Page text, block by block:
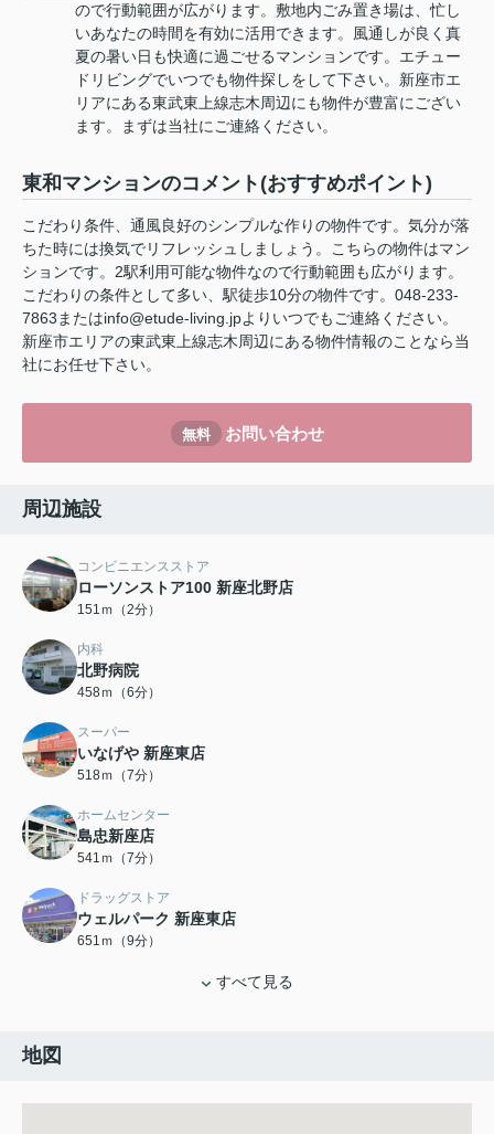
ので行動範囲が広がります。敷地内ごみ置き場は、忙し
いあなたの時間を有効に活用できます。風通しが良く真
夏の暑い日も快適に過ごせるマンションです。エチュー
ドリビングでいつでも物件探しをして下さい。新座市エ
リアにある東武東上線志木周辺にも物件が豊富にござい
ます。まずは当社にご連絡ください。
東和マンションのコメント(おすすめポイント)
こだわり条件、通風良好のシンプルな作りの物件です。気分が落
ちた時には換気でリフレッシュしましょう。こちらの物件はマン
ションです。2駅利用可能な物件なので行動範囲も広がります。
こだわりの条件として多い、駅徒歩10分の物件です。048-233-
7863またはinfo@etude-living.jpよりいつでもご連絡ください。
新座市エリアの東武東上線志木周辺にある物件情報のことなら当
社にお任せ下さい。
無料 お問い合わせ
周辺施設
コンビニエンスストア
ローソンストア100 新座北野店
151ｍ（2分）
内科
北野病院
458ｍ（6分）
スーパー
いなげや 新座東店
518ｍ（7分）
ホームセンター
島忠新座店
541ｍ（7分）
ドラッグストア
ウェルパーク 新座東店
651ｍ（9分）
すべて見る
地図